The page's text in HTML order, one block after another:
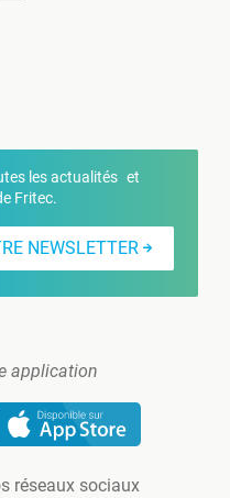
les actualités et
Fritec.
NEWSLETTER
application
réseaux sociaux